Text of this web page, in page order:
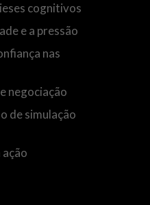
cognitivos
e a pressão
nas
negociação
de simulação
ação